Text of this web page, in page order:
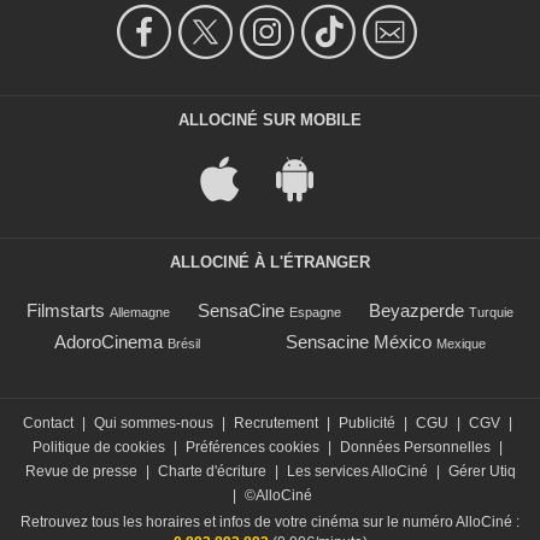
ALLOCINÉ SUR MOBILE
ALLOCINÉ À L'ÉTRANGER
Filmstarts Allemagne SensaCine Espagne Beyazperde Turquie
AdoroCinema Brésil Sensacine México Mexique
Contact Qui sommes-nous Recrutement Publicité CGU CGV
Politique de cookies
Préférences cookies Données Personnelles
Revue de presse
Charte d'écriture Les services AlloCiné
Gérer Utiq
©AlloCiné
Retrouvez tous les horaires et infos de votre cinéma sur le numéro AlloCiné :